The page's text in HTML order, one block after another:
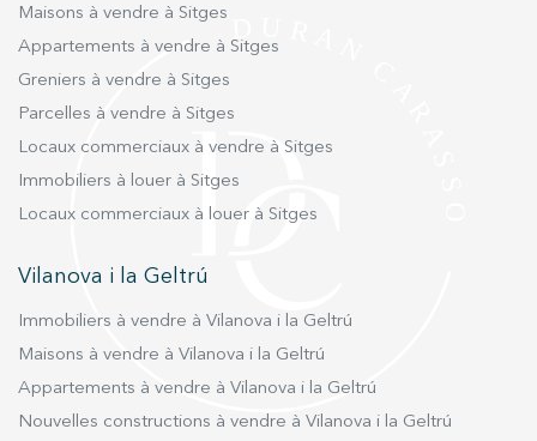
et de la nature à l’état pur tout au long de
l’année.
Maisons à vendre à Sitges
Appartements à vendre à Sitges
Greniers à vendre à Sitges
Parcelles à vendre à Sitges
Locaux commerciaux à vendre à Sitges
Immobiliers à louer à Sitges
Locaux commerciaux à louer à Sitges
Vilanova i la Geltrú
Immobiliers à vendre à Vilanova i la Geltrú
Maisons à vendre à Vilanova i la Geltrú
Appartements à vendre à Vilanova i la Geltrú
Nouvelles constructions à vendre à Vilanova i la Geltrú